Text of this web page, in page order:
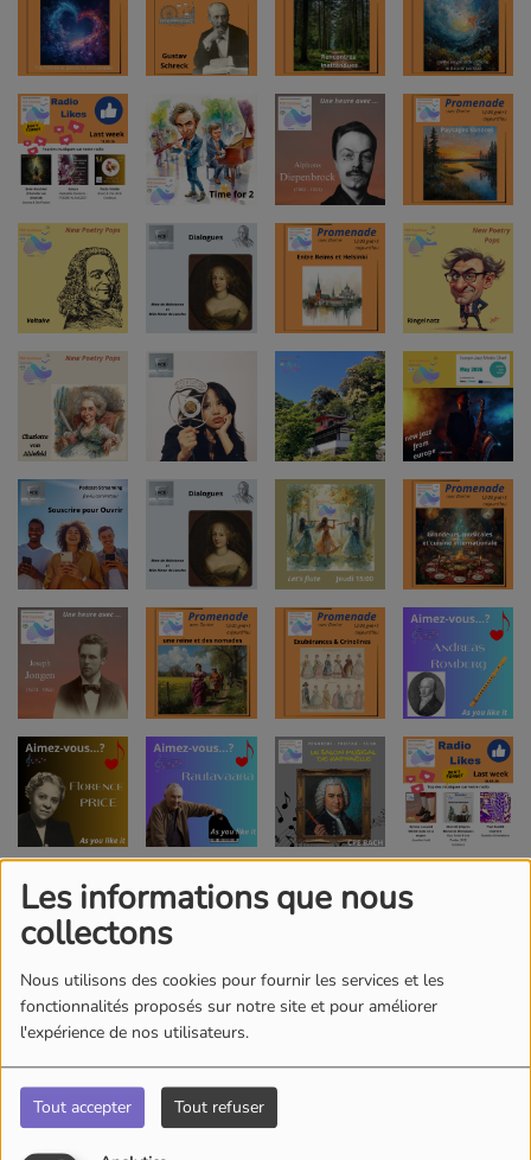
Les informations que nous
collectons
Nous utilisons des cookies pour fournir les services et les
fonctionnalités proposés sur notre site et pour améliorer
l'expérience de nos utilisateurs.
Tout accepter Tout refuser